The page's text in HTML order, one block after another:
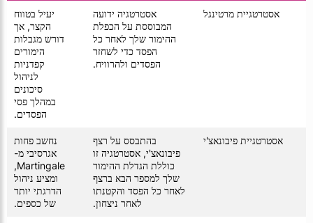
אסטרטגיית מרטינגל
אסטרטגיה ידועה
המבוססת על הכפלת
ההימור שלך לאחר כל
הפסד כדי לשחזר
הפסדים ולהרוויח.
יעיל בטווח
הקצר, אך
דורש מגבלות
הימורים
קפדניות
לניהול
סיכונים
במהלך פסי
הפסדים.
אסטרטגיית פיבונאצ'י
בהתבסס על רצף
פיבונאצ'י, אסטרטגיה זו
כוללת הגדלת ההימור
שלך למספר הבא ברצף
לאחר כל הפסד והקטנתו
לאחר ניצחון.
נחשב פחות
אגרסיבי מ-
Martingale,
ומציע ניהול
הדרגתי יותר
של כספים.